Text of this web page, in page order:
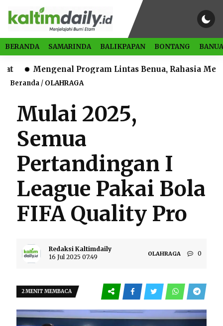
BERANDA SAMARINDA BALIKPAPAN BONTANG
Program Lintas Benua, Rahasia Melek
Beranda / OLAHRAGA
Mulai 2025,
Semua
Pertandingan I
League Pakai Bola
FIFA Quality Pro
Redaksi Kaltimdaily
16 Jul 2025 07:49
OLAHRAGA 0
2 MENIT MEMBACA